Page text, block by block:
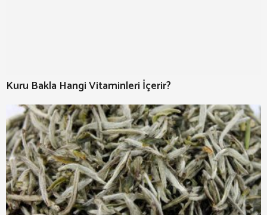
Kuru Bakla Hangi Vitaminleri İçerir?